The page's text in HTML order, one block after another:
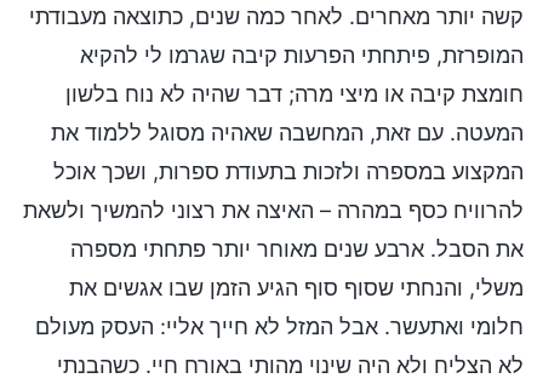
קשה יותר מאחרים. לאחר כמה שנים, כתוצאה מעבודתי
המופרזת, פיתחתי הפרעות קיבה שגרמו לי להקיא
חומצת קיבה או מיצי מרה; דבר שהיה לא נוח בלשון
המעטה. עם זאת, המחשבה שאהיה מסוגל ללמוד את
המקצוע במספרה ולזכות בתעודת ספרות, ושכך אוכל
להרוויח כסף במהרה – האיצה את רצוני להמשיך ולשאת
את הסבל. ארבע שנים מאוחר יותר פתחתי מספרה
משלי, והנחתי שסוף סוף הגיע הזמן שבו אגשים את
חלומי ואתעשר. אבל המזל לא חייך אליי: העסק מעולם
לא הצליח ולא היה שינוי מהותי באורח חיי. כשהבנתי